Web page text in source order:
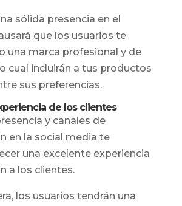
sólida presencia en el
que los usuarios te
una marca profesional y de
cual incluirán a tus productos
sus preferencias.
de los clientes
y canales de
en la social media te
una excelente experiencia
a los clientes.
los usuarios tendrán una